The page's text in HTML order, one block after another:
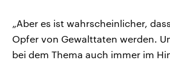
„Aber es ist wahrscheinlicher,
Opfer von Gewalttaten werden.
bei dem Thema auch immer im